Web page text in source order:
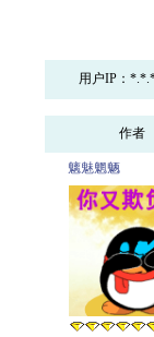
用户IP：
作者
魑魅魍魉